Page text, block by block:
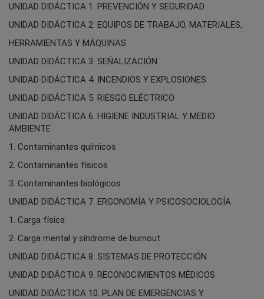
UNIDAD DIDÁCTICA 1. PREVENCIÓN Y SEGURIDAD
UNIDAD DIDÁCTICA 2. EQUIPOS DE TRABAJO, MATERIALES,
HERRAMIENTAS Y MÁQUINAS
UNIDAD DIDÁCTICA 3. SEÑALIZACIÓN
UNIDAD DIDÁCTICA 4. INCENDIOS Y EXPLOSIONES
UNIDAD DIDÁCTICA 5. RIESGO ELÉCTRICO
UNIDAD DIDÁCTICA 6. HIGIENE INDUSTRIAL Y MEDIO
AMBIENTE
1. Contaminantes químicos
2. Contaminantes físicos
3. Contaminantes biológicos
UNIDAD DIDÁCTICA 7. ERGONOMÍA Y PSICOSOCIOLOGÍA
1. Carga física
2. Carga mental y síndrome de burnout
UNIDAD DIDÁCTICA 8. SISTEMAS DE PROTECCIÓN
UNIDAD DIDÁCTICA 9. RECONOCIMIENTOS MÉDICOS
UNIDAD DIDÁCTICA 10. PLAN DE EMERGENCIAS Y